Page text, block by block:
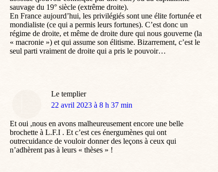
sauvage du 19° siècle (extrême droite).
En France aujourd’hui, les privilégiés sont une élite fortunée et
mondialiste (ce qui a permis leurs fortunes). C’est donc un
régime de droite, et même de droite dure qui nous gouverne (la
« macronie ») et qui assume son élitisme. Bizarrement, c’est le
seul parti vraiment de droite qui a pris le pouvoir…
Le templier
dit
22 avril 2023 à 8 h 37 min
Et oui ,nous en avons malheureusement encore une belle
brochette à L.F.I . Et c’est ces énergumènes qui ont
outrecuidance de vouloir donner des leçons à ceux qui
n’adhèrent pas à leurs « thèses » !